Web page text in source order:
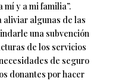
y a mi familia”.
aliviar algunas de las
una subvención
de los servicios
de seguro
donantes por hacer